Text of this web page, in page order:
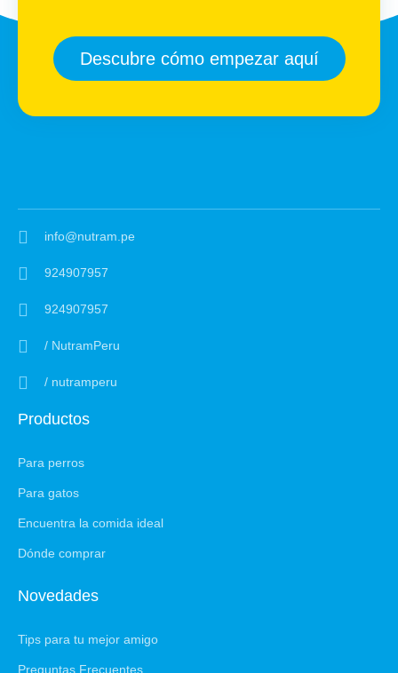
Descubre cómo empezar aquí
info@nutram.pe
924907957
924907957
/ NutramPeru
/ nutramperu
Productos
Para perros
Para gatos
Encuentra la comida ideal
Dónde comprar
Novedades
Tips para tu mejor amigo
Preguntas Frecuentes